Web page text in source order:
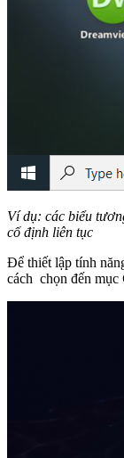
Ví dụ: các biểu
cố định liên tục
Để thiết lập tính
cách chọn đến mục